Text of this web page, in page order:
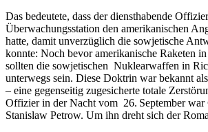
Das bedeutete, dass der diensthabende
Überwachungsstation den amerikanischen
hatte, damit unverzüglich die sowjetische
konnte: Noch bevor amerikanische Raketen
sollten die sowjetischen Nuklearwaffen in
unterwegs sein. Diese Doktrin war bekannt
– eine gegenseitig zugesicherte totale
Offizier in der Nacht vom 26. September
Stanislaw Petrow. Um ihn dreht sich der